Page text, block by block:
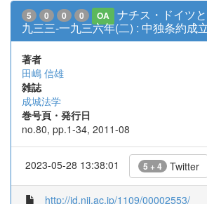
5 0 0 0 OA
ナチス・ドイツ
九三三-一九三六年(二) : 中独条約成
著者
田嶋 信雄
雑誌
成城法学
巻号頁・発行日
no.80, pp.1-34, 2011-08
2023-05-28 13:38:01 5 + 4 Twitter
http://id.nii.ac.jp/1109/00002553/